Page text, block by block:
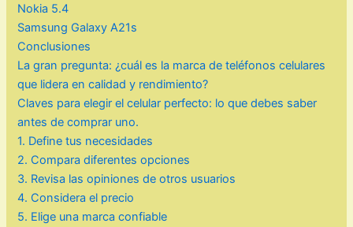
Nokia 5.4
Samsung Galaxy A21s
Conclusiones
La gran pregunta: ¿cuál es la marca de teléfonos celulares
que lidera en calidad y rendimiento?
Claves para elegir el celular perfecto: lo que debes saber
antes de comprar uno.
1. Define tus necesidades
2. Compara diferentes opciones
3. Revisa las opiniones de otros usuarios
4. Considera el precio
5. Elige una marca confiable